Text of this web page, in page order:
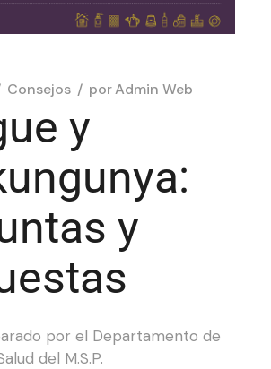
Consejos porAdmin Web
y
y
por el Departamento de
del M.S.P.